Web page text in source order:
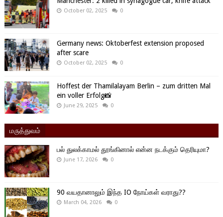
October 02, 2025 0
Germany news: Oktoberfest extension proposed
after scare
October 02, 2025 0
Hoffest der Thamilalayam Berlin – zum dritten Mal
ein voller Erfolg📸
June 29, 2025 0
மருத்துவம்
பல் துலக்காமல் தூங்கினால் என்ன நடக்கும் தெரியுமா?
June 17, 2026 0
90 வயதானாலும் இந்த IO நோய்கள் வராது??
March 04, 2026 0